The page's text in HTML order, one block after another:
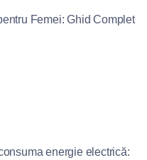
Femei: Ghid Complet
energie electrică: